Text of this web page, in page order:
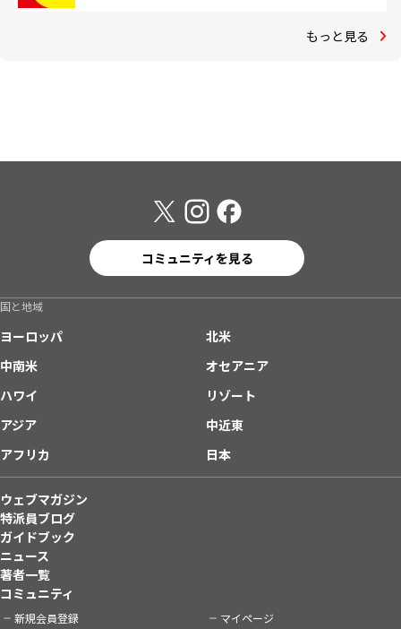
もっと見る
コミュニティを見る
国と地域
ヨーロッパ
北米
中南米
オセアニア
ハワイ
リゾート
アジア
中近東
アフリカ
日本
ウェブマガジン
特派員ブログ
ガイドブック
ニュース
著者一覧
コミュニティ
新規会員登録 マイページ